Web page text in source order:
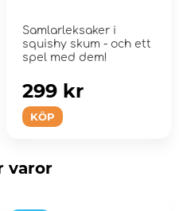
Samlarleksaker i
squishy skum - och ett
spel med dem!
KÖP
299 kr
varor